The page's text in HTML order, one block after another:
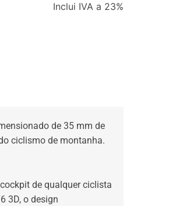
Inclui IVA a 23%
de 35 mm de
ciclismo de montanha.
de qualquer ciclista
3D, o design